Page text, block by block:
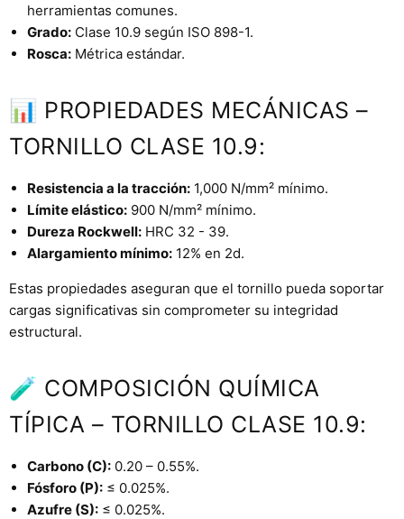
herramientas comunes.
Grado: Clase 10.9 según ISO 898-1.
Rosca: Métrica estándar.
📊 PROPIEDADES MECÁNICAS –
TORNILLO CLASE 10.9:
Resistencia a la tracción: 1,000 N/mm² mínimo.
Límite elástico: 900 N/mm² mínimo.
Dureza Rockwell: HRC 32 - 39.
Alargamiento mínimo: 12% en 2d.
Estas propiedades aseguran que el tornillo pueda soportar
cargas significativas sin comprometer su integridad
estructural.
🧪 COMPOSICIÓN QUÍMICA
TÍPICA – TORNILLO CLASE 10.9:
Carbono (C): 0.20 – 0.55%.
Fósforo (P): ≤ 0.025%.
Azufre (S): ≤ 0.025%.